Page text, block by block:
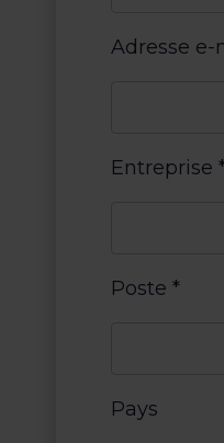
Adresse e-
Entreprise *
Poste *
Pays